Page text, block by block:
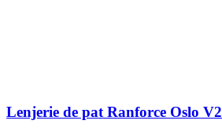
Lenjerie de pat Ranforce Oslo V2